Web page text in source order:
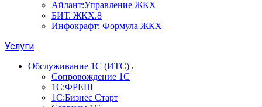
Айлант:Управление ЖКХ
БИТ. ЖКХ.8
Инфокрафт: Формула ЖКХ
Услуги
Обслуживание 1С (ИТС)
Сопровождение 1С
1С:ФРЕШ
1С:Бизнес Старт